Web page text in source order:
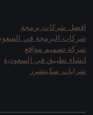
افضل شركات برمجة
شركات البرمجة في
شركة تصميم مواقع
انشاء تطبيق في السعودية
شرابات سكيتشرز